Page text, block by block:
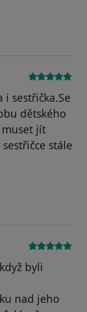
odstraněn
sestřička.Se
dětského
jít
stále
byli
nad jeho